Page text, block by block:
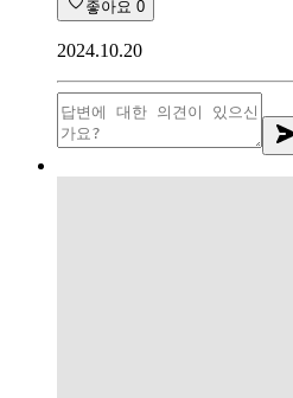
좋아요 0
2024.10.20